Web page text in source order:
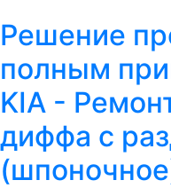
Решение
полным
KIA -
диффа с